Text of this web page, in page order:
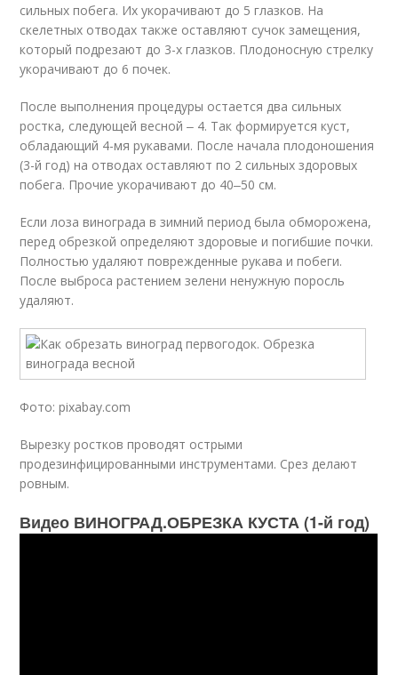
сильных побега. Их укорачивают до 5 глазков. На
скелетных отводах также оставляют сучок замещения,
который подрезают до 3-х глазков. Плодоносную стрелку
укорачивают до 6 почек.
После выполнения процедуры остается два сильных
ростка, следующей весной ‒ 4. Так формируется куст,
обладающий 4-мя рукавами. После начала плодоношения
(3-й год) на отводах оставляют по 2 сильных здоровых
побега. Прочие укорачивают до 40‒50 см.
Если лоза винограда в зимний период была обморожена,
перед обрезкой определяют здоровые и погибшие почки.
Полностью удаляют поврежденные рукава и побеги.
После выброса растением зелени ненужную поросль
удаляют.
Фото: pixabay.com
Вырезку ростков проводят острыми
продезинфицированными инструментами. Срез делают
ровным.
Видео ВИНОГРАД.ОБРЕЗКА КУСТА (1-й год)